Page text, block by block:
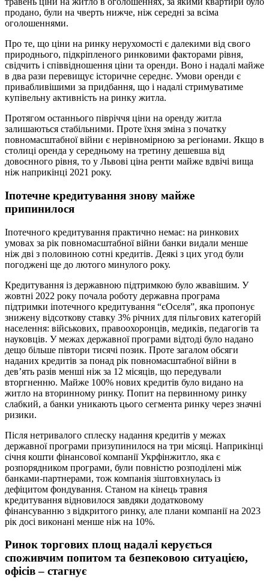
продано, були на чверть нижче, ніж середні за всіма
оголошеннями.
Про те, що ціни на ринку нерухомості є далекими від свого
природнього, підкріпленого ринковими факторами рівня,
свідчить і співвідношення ціни та оренди. Воно і надалі майже
в два рази перевищує історичне середнє. Умови оренди є
привабливішими за придбання, що і надалі стримуватиме
купівельну активність на ринку житла.
Протягом останнього півріччя ціни на оренду житла
залишаються стабільними. Проте їхня зміна з початку
повномасштабної війни є нерівномірною за регіонами. Якщо в
столиці оренда у середньому на третину дешевша від
довоєнного рівня, то у Львові ціна ренти майже вдвічі вища
ніж наприкінці 2021 року.
Іпотечне кредитування знову майже
припинилося
Іпотечного кредитування практично немає: на ринкових
умовах за рік повномасштабної війни банки видали менше
ніж дві з половиною сотні кредитів. Деякі з цих угод були
погоджені ще до лютого минулого року.
Кредитування із державною підтримкою було жвавішим. У
жовтні 2022 року почала роботу державна програма
підтримки іпотечного кредитування “єОселя”, яка пропонує
знижену відсоткову ставку 3% річних для пільгових категорій
населення: військових, правоохоронців, медиків, педагогів та
науковців. У межах державної програми відтоді було надано
дещо більше півтори тисячі позик. Проте загалом обсяги
наданих кредитів за понад рік повномасштабної війни в
дев’ять разів менші ніж за 12 місяців, що передували
вторгненню. Майже 100% нових кредитів було видано на
житло на вторинному ринку. Попит на первинному ринку
слабкий, а банки уникають цього сегмента ринку через значні
ризики.
Після нетривалого сплеску надання кредитів у межах
державної програми призупинилося на три місяці. Наприкінці
січня кошти фінансової компанії Укрфінжитло, яка є
розпорядником програми, були повністю розподілені між
банками-партнерами, тож компанія зіштовхнулась із
дефіцитом фондування. Станом на кінець травня
кредитування відновилося завдяки додатковому
фінансуванню з відкритого ринку, але плани компанії на 2023
рік досі виконані менше ніж на 10%.
Ринок торгових площ надалі керується
споживчим попитом та безпековою ситуацією,
офісів – стагнує